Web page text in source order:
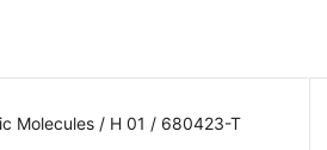
Molecules / H 01 / 680423-T